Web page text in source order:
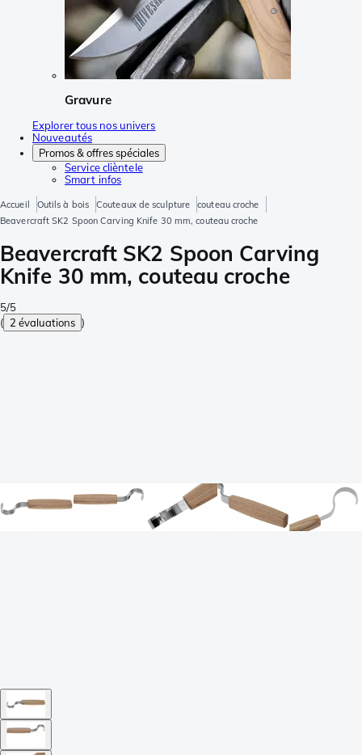
Gravure
Explorer tous nos univers
Nouveautés
Promos & offres spéciales
Service clièntele
Smart infos
Accueil Outils à bois Couteaux de sculpture
couteau croche
Beavercraft SK2 Spoon Carving Knife 30 mm, couteau croche
Beavercraft SK2 Spoon Carving
Knife 30 mm, couteau croche
5/5
( 2 évaluations )